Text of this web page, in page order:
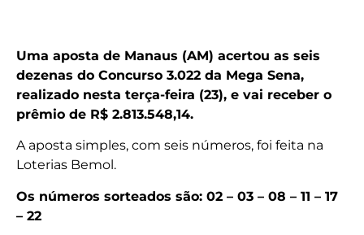
Uma aposta de Manaus (AM) acertou as seis
dezenas do Concurso 3.022 da Mega Sena,
realizado nesta terça-feira (23), e vai receber o
prêmio de R$ 2.813.548,14.
A aposta simples, com seis números, foi feita na
Loterias Bemol.
Os números sorteados são: 02 – 03 – 08 – 11 – 17
– 22